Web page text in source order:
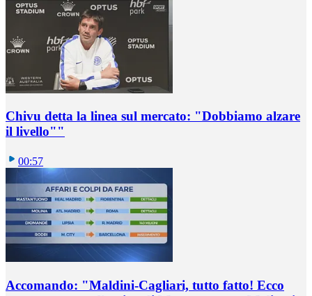
Chivu detta la linea sul mercato: "Dobbiamo alzare
il livello""
00:57
Accomando: "Maldini-Cagliari, tutto fatto! Ecco